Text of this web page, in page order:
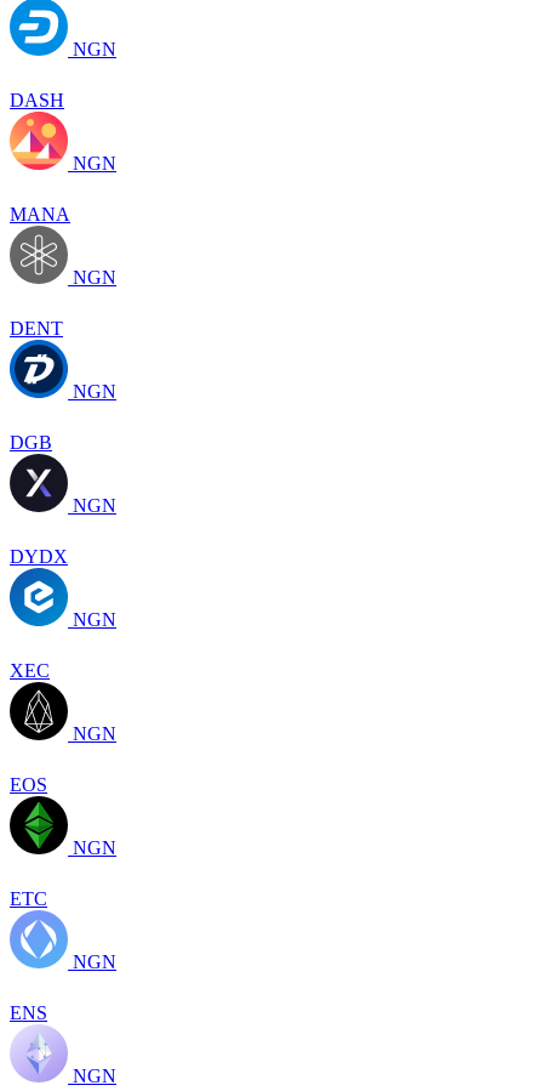
NGN
DASH
NGN
MANA
NGN
DENT
NGN
DGB
NGN
DYDX
NGN
XEC
NGN
EOS
NGN
ETC
NGN
ENS
NGN